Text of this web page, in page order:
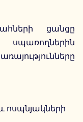
ցանցը
ոսպնյակների